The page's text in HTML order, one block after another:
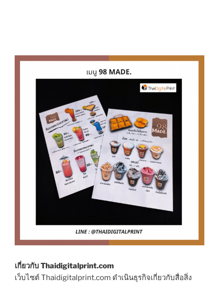
เกี่ยวกับ Thaidigitalprint.com
เว็บไซต์ Thaidigitalprint.com ดำเนินธุรกิจเกี่ยวกับสื่อสิ่ง